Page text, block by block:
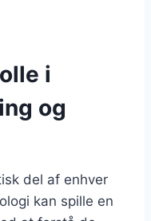
i
og
del af enhver
kan spille en